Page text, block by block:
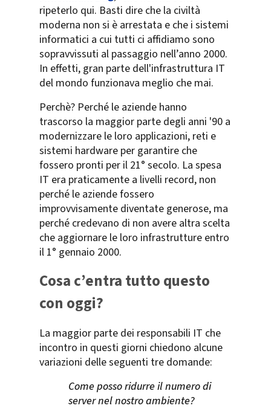
ripeterlo qui. Basti dire che la civiltà
moderna non si è arrestata e che i sistemi
informatici a cui tutti ci affidiamo sono
sopravvissuti al passaggio nell’anno 2000.
In effetti, gran parte dell'infrastruttura IT
del mondo funzionava meglio che mai.
Perchè? Perché le aziende hanno
trascorso la maggior parte degli anni '90 a
modernizzare le loro applicazioni, reti e
sistemi hardware per garantire che
fossero pronti per il 21° secolo. La spesa
IT era praticamente a livelli record, non
perché le aziende fossero
improvvisamente diventate generose, ma
perché credevano di non avere altra scelta
che aggiornare le loro infrastrutture entro
il 1° gennaio 2000.
Cosa c’entra tutto questo
con oggi?
La maggior parte dei responsabili IT che
incontro in questi giorni chiedono alcune
variazioni delle seguenti tre domande:
Come posso ridurre il numero di
server nel nostro ambiente?